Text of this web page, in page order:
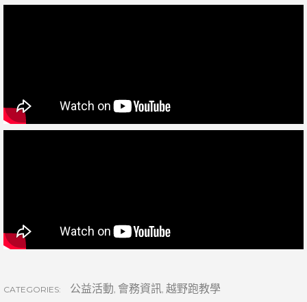
CATEGORIES: 公益活動 會務資訊 越野跑教學